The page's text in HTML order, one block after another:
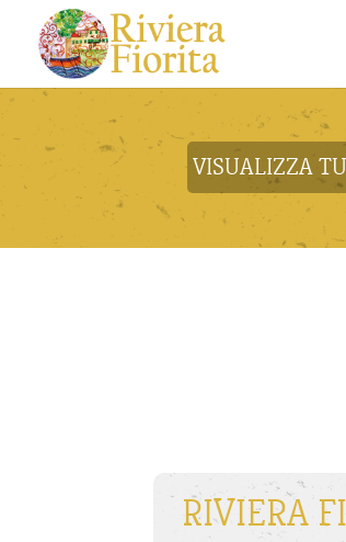
VISUALIZZA
RIVIERA